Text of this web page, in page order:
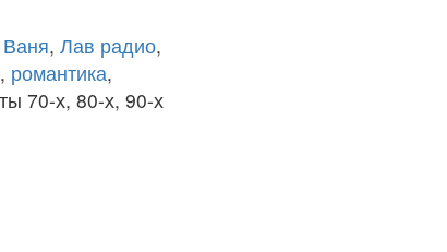
Ваня, Лав радио,
, романтика,
70-х, 80-х, 90-х